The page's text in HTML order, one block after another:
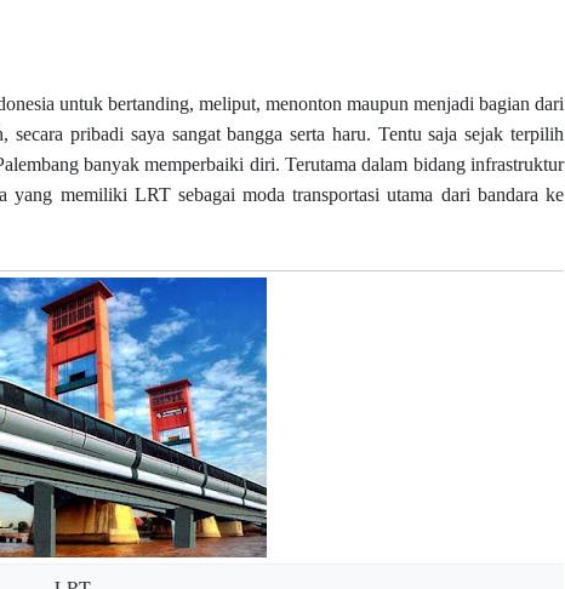
untuk bertanding, meliput, menonton maupun menjadi bagian dari
pribadi saya sangat bangga serta haru. Tentu saja sejak terpilih
banyak memperbaiki diri. Terutama dalam bidang infrastruktur
yang memiliki LRT sebagai moda transportasi utama dari bandara ke